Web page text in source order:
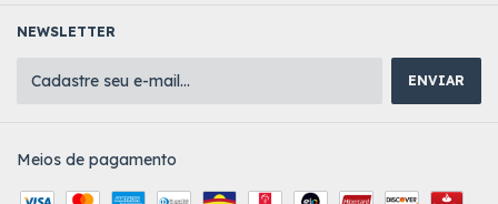
NEWSLETTER
Meios de pagamento